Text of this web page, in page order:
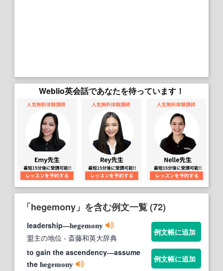
Weblio英会話であなたを待っています！
「hegemony」を含む例文一覧 (72)
leadership―hegemony
盟主の地位 - 斎藤和英大辞典
例文帳に追加
to gain the ascendency―assume
the hegemony
例文帳に追加